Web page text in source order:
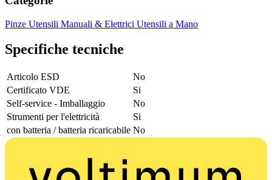
Pinze Utensili Manuali & Elettrici Utensili a Mano
Specifiche tecniche
Articolo ESD
No
Certificato VDE
Si
Self-service - Imballaggio
No
Strumenti per l'elettricità
Si
con batteria / batteria ricaricabile No